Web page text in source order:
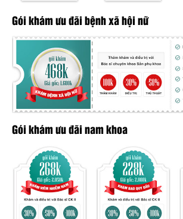
Gói khám ưu đãi bệnh xã hội nữ
Gói khám ưu đãi nam khoa